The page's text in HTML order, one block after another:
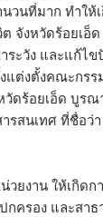
วนที่มาก ทำใ
จังหวัดร้อยเ
ระวัง และแก้ไ
แต่งตั้งคณะกร
ดร้อยเอ็ด บูร
สนเทศ ที่ชื่อว่า
วยงาน ให้เกิ
กครอง และสา